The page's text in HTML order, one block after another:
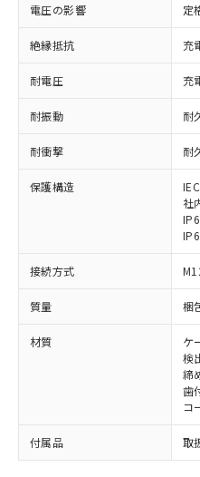
電圧の影響 定
絶縁抵抗 充
耐電圧 充
耐振動 耐
耐衝撃 耐
保護構造
社
接続方式
質量 梱
材質
ケ
検
締
歯
コ
付属品 取
本サービスの
ことをご了承
在庫状況およ
記載している
タに基づき作
覧された時点
準価格とは異
了承ください。
正式な納期状
様のお取引先
ムロン制御機
ご相談くださ
オムロン制御
販売ネ
在庫状況およ
事前の承諾な
示しないよう
マイパーツ機
ビス）をご利
メンバーズに
お客様が当ウ
登録された部
および当社の
いたものが、含有品
むを得ず変更するこ
*EU RoHS指令（10物質）
鉛(Pb) 1000ppm以下、
ミウム(Cd) 100ppm以下、
六価クロム(Cr(Ⅵ))
類(PBB) 1000ppm以下、
(PBDE) 1000ppm以下、
ル) (DEHP)(別名：DOP)
ルベンジル（BBP）
（DBP） 1000ppm以下、
但し、RoHS指令で産業用
フタル酸エステル類の４
図的な使用がないことを
部品在庫の切り替
月が前後することが
※3 非含有証明書
基準値を超えている
「－」：未確認です
い合わせください。
Cr(Ⅵ)(六価クロム) :
ニル類) : 1000ppm、
DBP(フタル酸ジブチル) :
イソブチル) : 1000ppm、
DEHP(フタル酸ビス(2-エ
※2 環境保護使用
「ｅ」：有害物質（
準値以下であること
「10」：通常の使
質が外部に漏えい
及ぼさない年数を意
「－」：未確認です
い合わせください。
当社は、これ
為替および外
（以下｢規制
または国外へ
国政府の輸出
可)を取得する
当社は規制貨
全に破砕する
いよう必要な
当社は貴社製
ル、化学兵器
武器並びにこ
使用いたしま
当社は、貴社
場合は、上記1
該第三者に通
販売先および
法に輸出する
り引きをいた
一定数以
一定数に
在庫なし(
いては、
たはお客
機器販売
認くださ
受注生産
情報を公